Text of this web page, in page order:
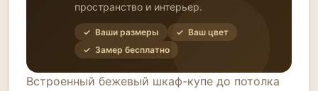
пространство и интерьер.
✓ Ваши размеры
✓ Ваш цвет
✓ Замер бесплатно
Встроенный бежевый шкаф-купе до потолка